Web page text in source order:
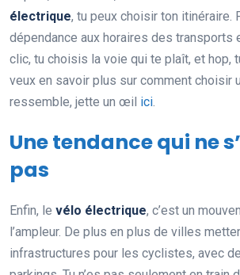
électrique, tu peux choisir ton itinéraire.
dépendance aux horaires des transports
clic, tu choisis la voie qui te plaît, et hop,
veux en savoir plus sur comment choisir
ressemble, jette un œil ici.
Une tendance qui ne
pas
Enfin, le vélo électrique, c’est un
l’ampleur. De plus en plus de villes
infrastructures pour les cyclistes, avec